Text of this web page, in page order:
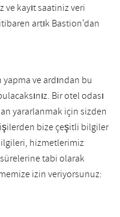
kayıt saatiniz veri
artık Bastion'dan
ve ardından bu
Bir otel odası
yararlanmak için sizden
bize çeşitli bilgiler
hizmetlerimiz
tabi olarak
izin veriyorsunuz: